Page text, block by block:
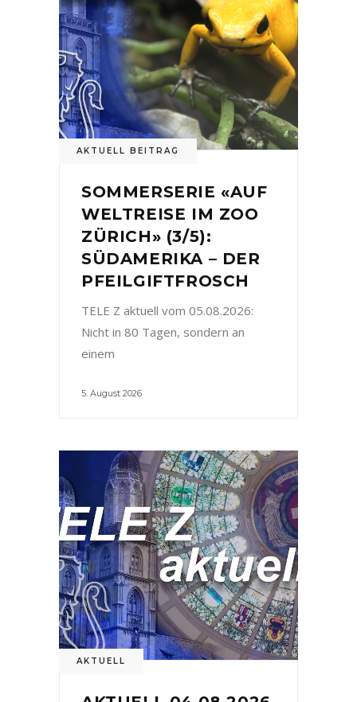
AKTUELL BEITRAG
SOMMERSERIE «AUF
WELTREISE IM ZOO
ZÜRICH» (3/5):
SÜDAMERIKA – DER
PFEILGIFTFROSCH
TELE Z aktuell vom 05.08.2026:
Nicht in 80 Tagen, sondern an
einem
5. August 2026
AKTUELL